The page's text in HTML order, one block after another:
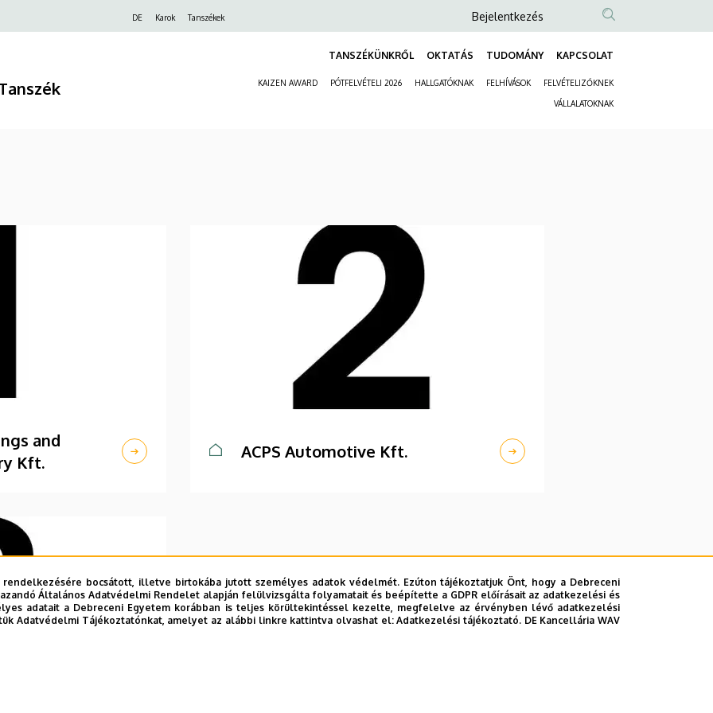
DE Karok Tanszékek
Anonim
fiók
menüje
Bejelentkezés
TANSZÉKÜNKRŐL OKTATÁS TUDOMÁNY KAPCSOLAT
KAIZEN AWARD PÓTFELVÉTELI 2026 HALLGATÓKNAK FELHÍVÁSOK FELVÉTELIZŐKNEK
VÁLLALATOKNAK
and
Kft.
ACPS Automotive Kft.
bocsátott, illetve birtokába jutott személyes adatok védelmét. Ezúton tájékoztatjuk Önt, hogy a Debreceni
Általános Adatvédelmi Rendelet alapján felülvizsgálta folyamatait és beépítette a GDPR előírásait az adatkezelési és
adatait a Debreceni Egyetem korábban is teljes körültekintéssel kezelte, megfelelve az érvényben lévő adatkezelési
Adatvédelmi Tájékoztatónkat, amelyet az alábbi linkre kattintva olvashat el:Adatkezelési tájékoztató. DE Kancellária WAV